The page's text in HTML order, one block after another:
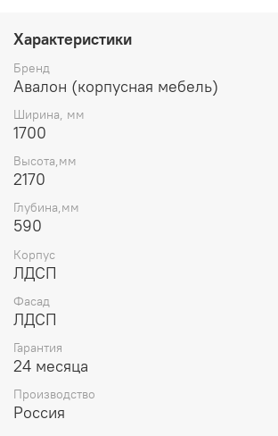
Характеристики
Бренд
Авалон (корпусная мебель)
Ширина, мм
1700
Высота,мм
2170
Глубина,мм
590
Корпус
ЛДСП
Фасад
ЛДСП
Гарантия
24 месяца
Производство
Россия